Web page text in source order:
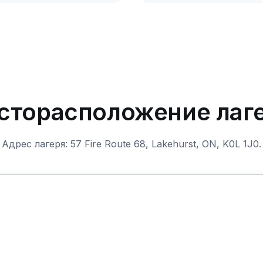
Адрес лагеря: 57 Fire Route 68, Lakehurst, ON, K0L 1J0.